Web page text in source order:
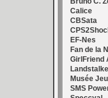
Calice
CBSata
EF-Nes
Fan de la
GirlFriend
Musée
SMS